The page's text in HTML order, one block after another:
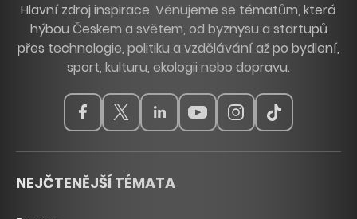
Hlavní zdroj inspirace. Věnujeme se tématům, která
hýbou Českem a světem, od byznysu a startupů
přes technologie, politiku a vzdělávání až po bydlení,
sport, kulturu, ekologii nebo dopravu.
NEJČTENĚJŠÍ TÉMATA